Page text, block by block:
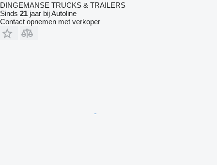
DINGEMANSE TRUCKS & TRAILERS
Sinds 21 jaar bij Autoline
Contact opnemen met verkoper